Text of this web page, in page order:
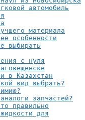
автомобиль
материала
особенности
выбирать
с нуля
в Казахстан
вид выбрать?
запчастей?
правильно
для